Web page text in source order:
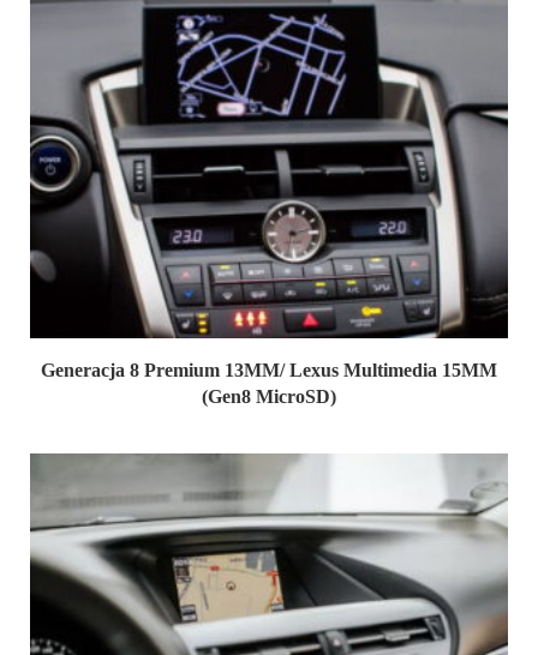
Generacja 8 Premium 13MM/ Lexus Multimedia 15MM
(Gen8 MicroSD)